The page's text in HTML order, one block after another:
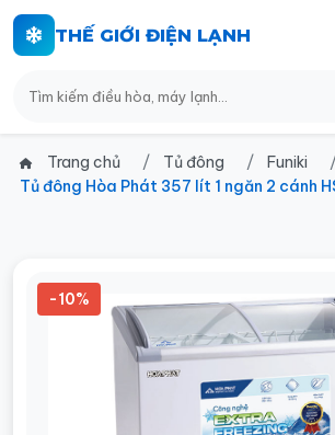
THẾ GIỚI ĐIỆN LẠNH
Trang chủ Tủ đông
Funiki
Tủ đông Hòa Phát 357 lít 1 ngăn 2 cánh
-10%